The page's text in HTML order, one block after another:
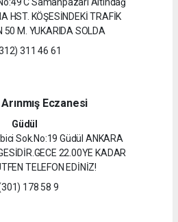
HST. KÖŞESİNDEKİ TRAFİK
50 M. YUKARIDA SOLDA
311 46 61
Arınmış Eczanesi
Güdül
Sok.No:19 Güdül ANKARA
22.00YE KADAR
TELEFON EDİNİZ!
178 58 9